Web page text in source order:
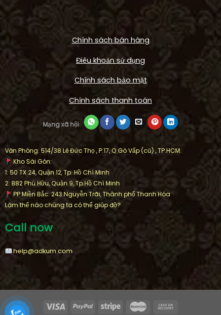
Chính sách bán hàng
Điêu khoản sử dụng
Chính sách bảo mật
Chính sách thanh toán
Mạng xã hội
Văn Phòng: 514/38 Lê Đức Thọ , P.17, Q.Gò Vấp (cũ) , TP.HCM.
Kho Sài Gòn:
1: 50 TX 24, Quận 12, Tp. Hồ Chí Minh
2: 882 Phú Hữu, Quận 9, Tp.Hồ Chí Minh
PP Miền Bắc: 243 Nguyễn Trãi, Thành phố Thanh Hóa
Làm thế nào chúng ta có thể giúp đỡ?
Call now
help@adkum.com